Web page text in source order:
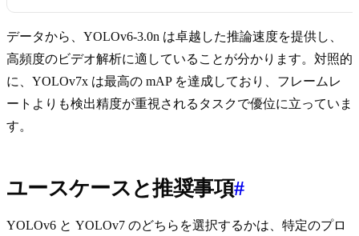
データから、YOLOv6-3.0n は卓越した推論速度を提供し、
高頻度のビデオ解析に適していることが分かります。対照的
に、YOLOv7x は最高の mAP を達成しており、フレームレ
ートよりも検出精度が重視されるタスクで優位に立っていま
す。
ユースケースと推奨事項#
YOLOv6 と YOLOv7 のどちらを選択するかは、特定のプロ